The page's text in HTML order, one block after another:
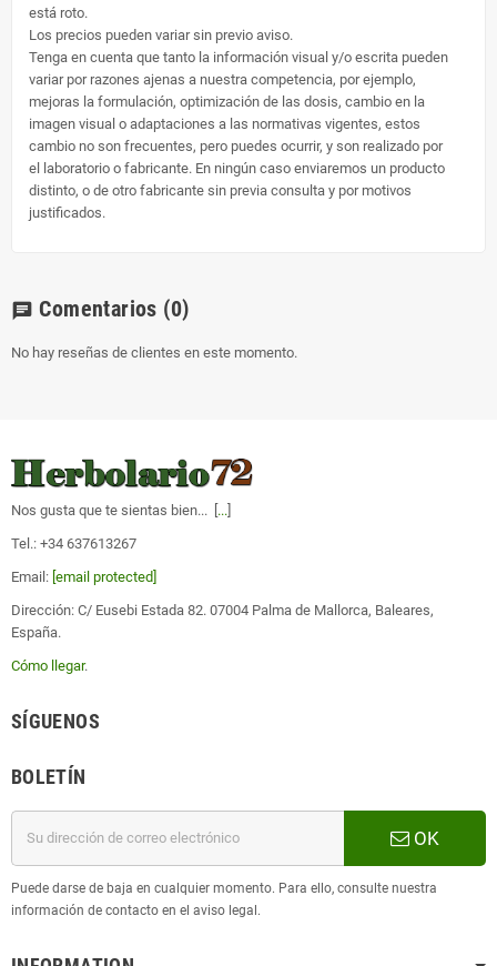
está roto.
Los precios pueden variar sin previo aviso.
Tenga en cuenta que tanto la información visual y/o escrita pueden
variar por razones ajenas a nuestra competencia, por ejemplo,
mejoras la formulación, optimización de las dosis, cambio en la
imagen visual o adaptaciones a las normativas vigentes, estos
cambio no son frecuentes, pero puedes ocurrir, y son realizado por
el laboratorio o fabricante. En ningún caso enviaremos un producto
distinto, o de otro fabricante sin previa consulta y por motivos
justificados.
chat Comentarios (0)
No hay reseñas de clientes en este momento.
Nos gusta que te sientas bien... [ ...
Tel.: +34 637613267
Email: [email protected]
Dirección: C/ Eusebi Estada 82. 07004 Palma de Mallorca, Baleares,
España.
Cómo llegar.
SÍGUENOS
BOLETÍN
OK
Puede darse de baja en cualquier momento. Para ello, consulte nuestra
información de contacto en el aviso legal.